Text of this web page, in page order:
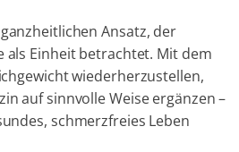
Ansatz, der
als Einheit betrachtet. Mit dem
wiederherzustellen,
auf sinnvolle Weise ergänzen –
schmerzfreies Leben